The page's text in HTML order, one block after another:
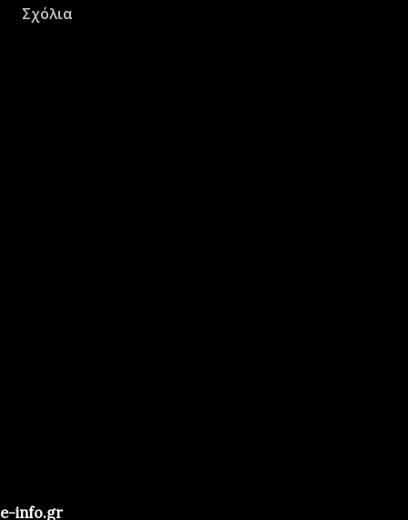
Σχόλια
e-info.gr